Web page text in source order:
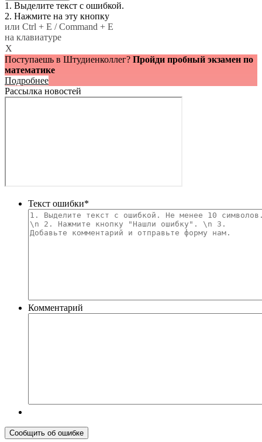
1. Выделите текст с ошибкой.
2. Нажмите на эту кнопку
или Ctrl + E / Command + E
на клавиатуре
X
Поступаешь в Штудиенколлег? Пройди пробный экзамен по
математике
Подробнее
Рассылка новостей
Текст ошибки*
Комментарий